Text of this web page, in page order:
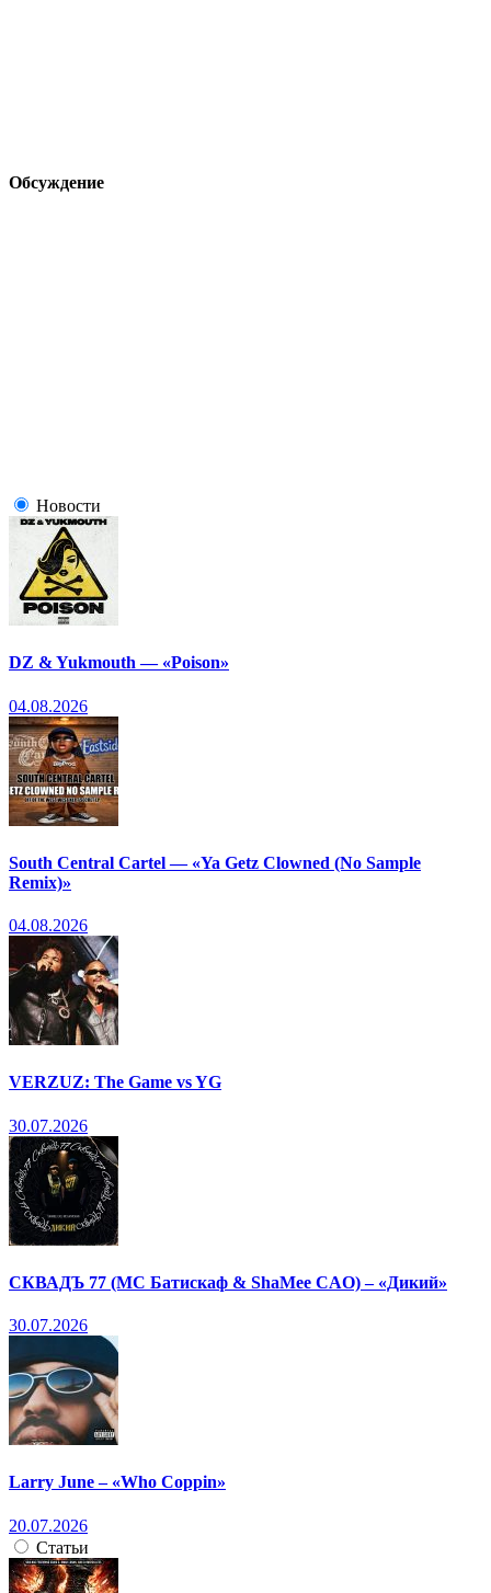
Обсуждение
Новости
DZ & Yukmouth — «Poison»
04.08.2026
South Central Cartel — «Ya Getz Clowned (No Sample
Remix)»
04.08.2026
VERZUZ: The Game vs YG
30.07.2026
СКВАДЪ 77 (МС Батискаф & ShaMee CAO) – «Дикий»
30.07.2026
Larry June – «Who Coppin»
20.07.2026
Статьи